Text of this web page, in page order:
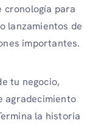
cronología para
lanzamientos de
importantes.
tu negocio,
agradecimiento
la historia